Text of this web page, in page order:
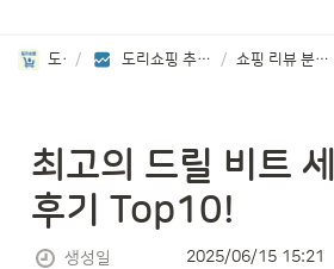
도리쇼핑 / 도리쇼핑 추천 상품 리뷰분석 보기 / 쇼핑 리뷰 분석 TOP8 제품 소개
최고의 드릴 비트
후기 Top10!
생성일 2025/06/15 15:21